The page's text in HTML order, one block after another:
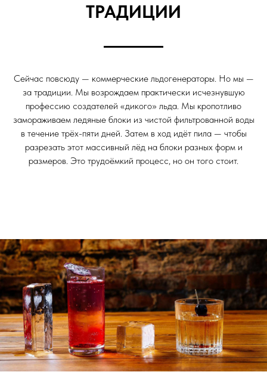
ТРАДИЦИИ
Сейчас повсюду — коммерческие льдогенераторы. Но мы —
за традиции. Мы возрождаем практически исчезнувшую
профессию создателей «дикого» льда. Мы кропотливо
замораживаем ледяные блоки из чистой фильтрованной воды
в течение трёх-пяти дней. Затем в ход идёт пила — чтобы
разрезать этот массивный лёд на блоки разных форм и
размеров. Это трудоёмкий процесс, но он того стоит.